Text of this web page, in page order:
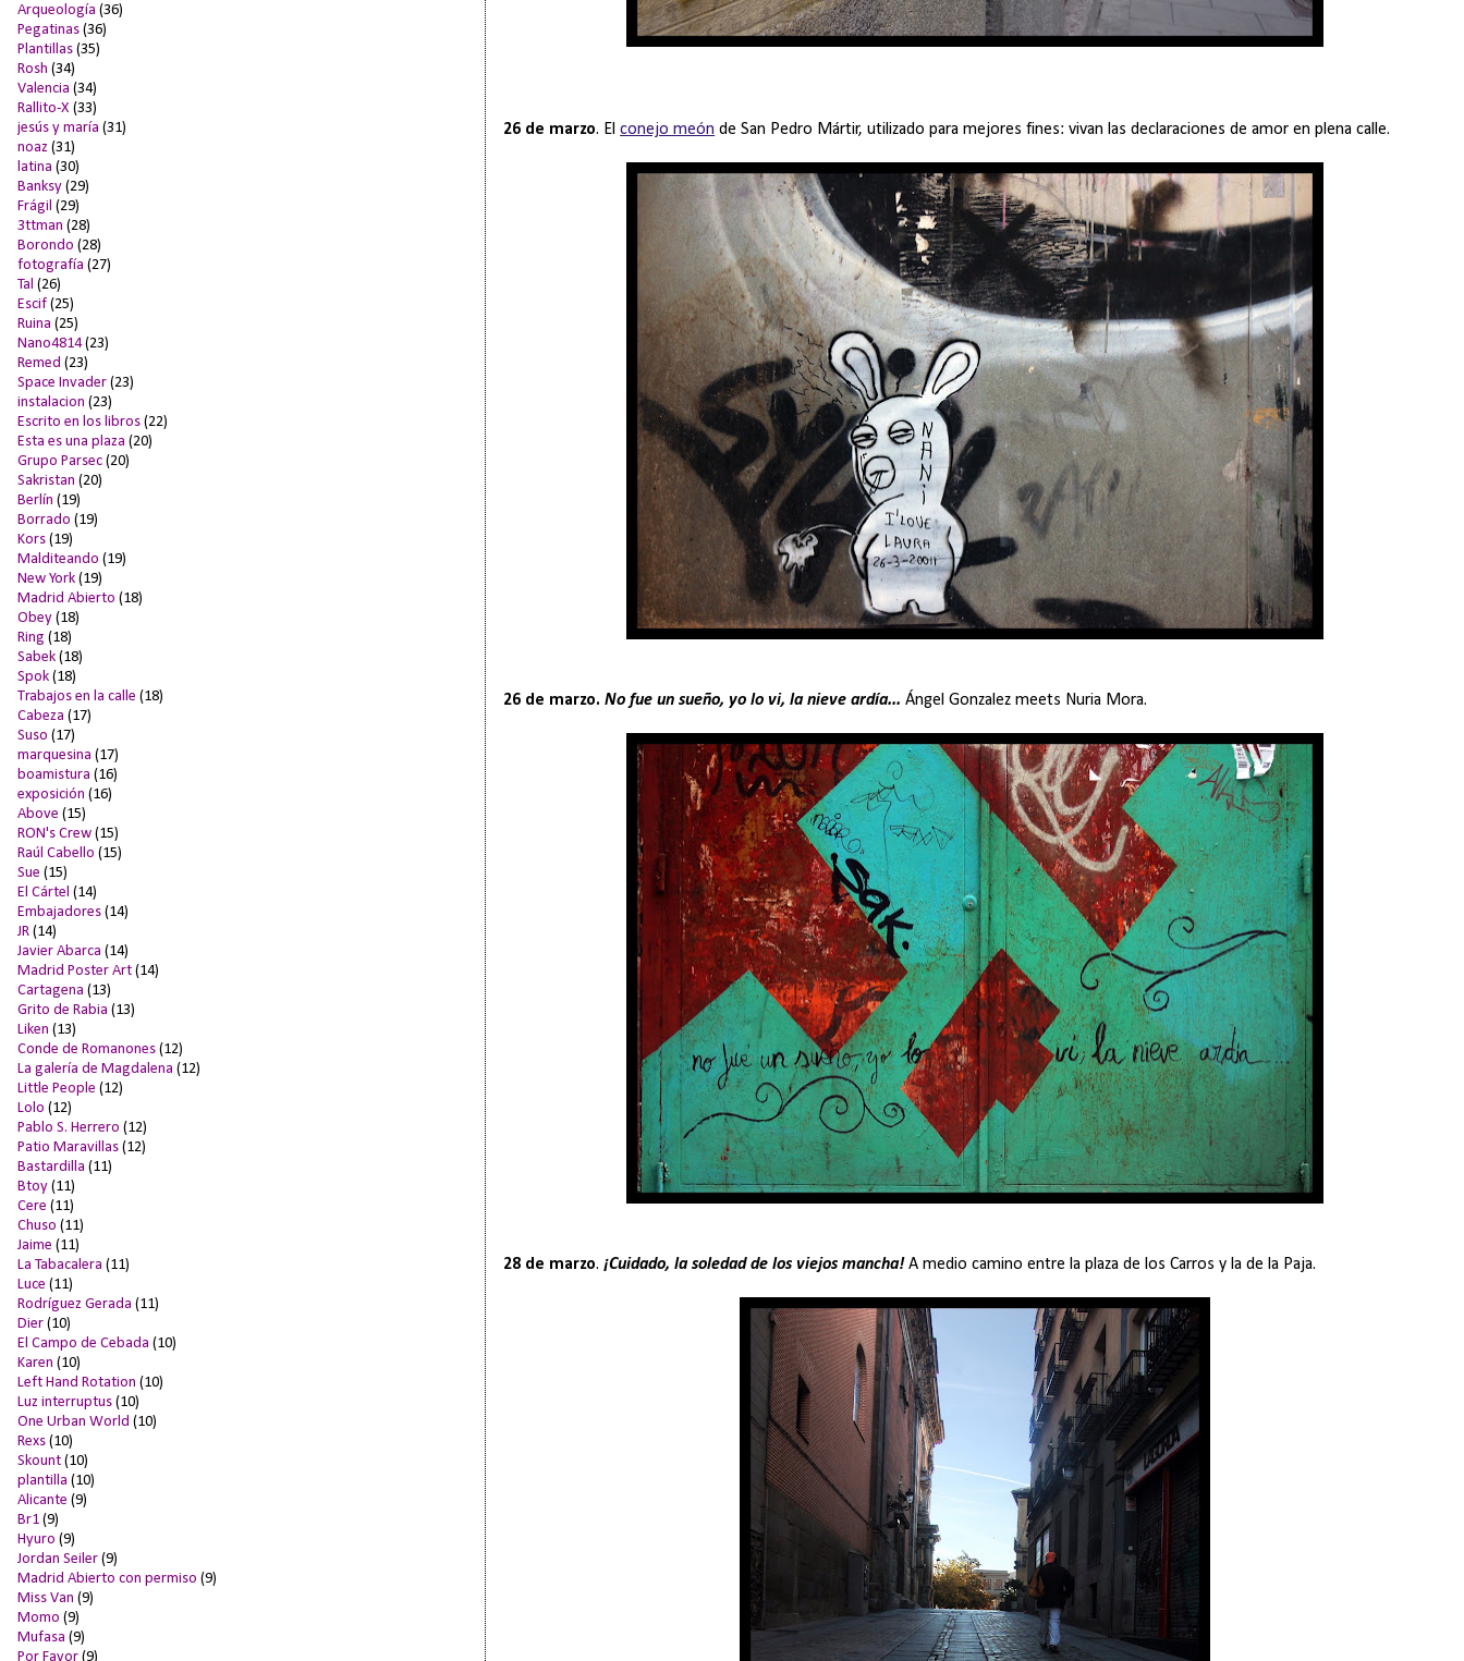
26 de marzo. Elconejo meón de San Pedro Mártir, utilizado para mejores fines: vivan las declaraciones de amor en plena calle.
26 de marzo. No fue un sueño, yo lo vi, la nieve ardía... Ángel Gonzalez meets Nuria Mora.
28 de marzo.¡Cuidado, la soledad de los viejos mancha! A medio camino entre la plaza de los Carros y la de la Paja.
Arqueología (36)
Pegatinas (36)
Plantillas (35)
Rosh (34)
Valencia (34)
Rallito-X (33)
jesús y maría (31)
noaz (31)
latina (30)
Banksy (29)
Frágil (29)
3ttman (28)
Borondo (28)
fotografía (27)
Tal (26)
Escif (25)
Ruina (25)
Nano4814 (23)
Remed (23)
Space Invader (23)
instalacion (23)
Escrito en los libros (22)
Esta es una plaza (20)
Grupo Parsec (20)
Sakristan (20)
Berlín (19)
Borrado (19)
Kors (19)
Malditeando (19)
New York (19)
Madrid Abierto (18)
Obey (18)
Ring (18)
Sabek (18)
Spok (18)
Trabajos en la calle (18)
Cabeza (17)
Suso (17)
marquesina (17)
boamistura (16)
exposición (16)
Above (15)
RON's Crew (15)
Raúl Cabello (15)
Sue (15)
El Cártel (14)
Embajadores (14)
JR (14)
Javier Abarca (14)
Madrid Poster Art (14)
Cartagena (13)
Grito de Rabia (13)
Liken (13)
Conde de Romanones (12)
La galería de Magdalena (12)
Little People (12)
Lolo (12)
Pablo S. Herrero (12)
Patio Maravillas (12)
Bastardilla (11)
Btoy (11)
Cere (11)
Chuso (11)
Jaime (11)
La Tabacalera (11)
Luce (11)
Rodríguez Gerada (11)
Dier (10)
El Campo de Cebada (10)
Karen (10)
Left Hand Rotation (10)
Luz interruptus (10)
One Urban World (10)
Rexs (10)
Skount (10)
plantilla (10)
Alicante (9)
Br1 (9)
Hyuro (9)
Jordan Seiler (9)
Madrid Abierto con permiso (9)
Miss Van (9)
Momo (9)
Mufasa (9)
Por Favor (9)